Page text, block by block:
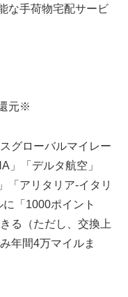
な手荷物宅配サービ
元※
グローバルマイレー
」「デルタ航空」
「アリタリア-イタリ
「1000ポイント
る（ただし、交換上
年間4万マイルま